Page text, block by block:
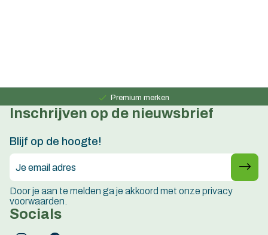
Premium merken
Persoonlijk advies
Inschrijven op de nieuwsbrief
Blijf op de hoogte!
Door je aan te melden ga je akkoord met onze privacy
voorwaarden.
Socials